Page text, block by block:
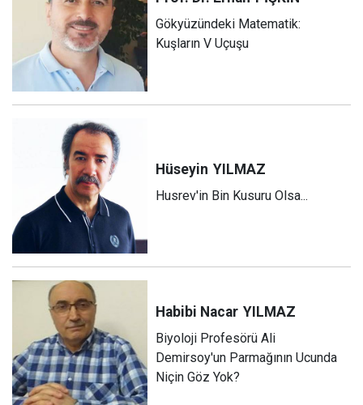
Gökyüzündeki Matematik:
Kuşların V Uçuşu
Hüseyin YILMAZ
Husrev'in Bin Kusuru Olsa...
Habibi Nacar YILMAZ
Biyoloji Profesörü Ali
Demirsoy'un Parmağının Ucunda
Niçin Göz Yok?